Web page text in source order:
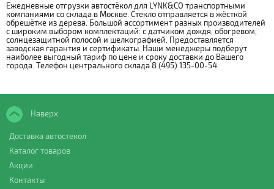
Ежедневные отгрузки автостёкол для LYNK&CO транспортными
компаниями со склада в Москве. Стекло отправляется в жёсткой
обрешётке из дерева. Большой ассортимент разных производителей
с широким выбором комплектаций: с датчиком дождя, обогревом,
солнцезащитной полосой и шелкографией. Предоставляется
заводская гарантия и сертификаты. Наши менеджеры подберут
наиболее выгодный тариф по цене и сроку доставки до Вашего
города. Телефон центрального склада 8 (495) 135-00-54.
Наверх
Доставка автостекол
Каталог товаров
Акции
Контакты